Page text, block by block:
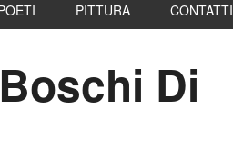
PITTURA CONTATTI
Di